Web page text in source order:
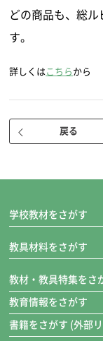
どの商品も、総
す。
詳しくは こちら から
戻る
学校教材をさがす
教具材料をさがす
教材・教具特集をさ
教育情報をさがす
書籍をさがす (外部